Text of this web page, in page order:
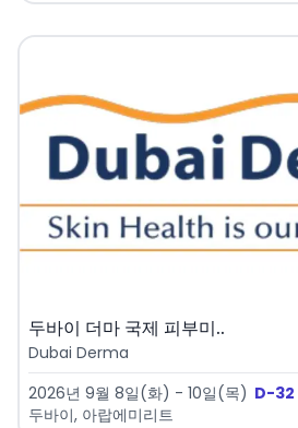
두바이 더마 국제 피부미..
Dubai Derma
2026년 9월 8일(화) - 10일(목) D-32
두바이, 아랍에미리트